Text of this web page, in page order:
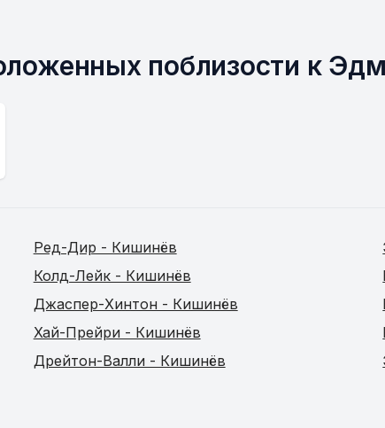
поблизости к
Ред-Дир - Кишинёв
Колд-Лейк - Кишинёв
Джаспер-Хинтон - Кишинёв
Хай-Прейри - Кишинёв
Дрейтон-Валли - Кишинёв